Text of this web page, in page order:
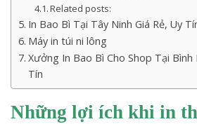
Related posts:
In Bao Bì Tại Tây Ninh Giá Rẻ, Uy
Máy in túi ni lông
Xưởng In Bao Bì Cho Shop Tại Bình
Tín
Những lợi ích khi in